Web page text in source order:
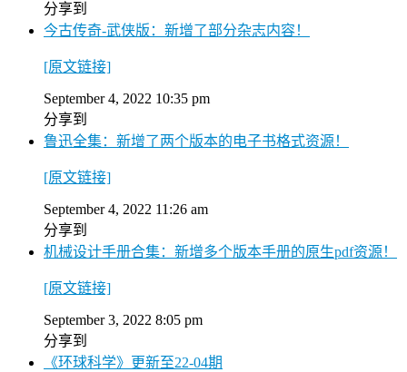
分享到
今古传奇-武侠版：新增了部分杂志内容！
[原文链接]
September 4, 2022 10:35 pm
分享到
鲁迅全集：新增了两个版本的电子书格式资源！
[原文链接]
September 4, 2022 11:26 am
分享到
机械设计手册合集：新增多个版本手册的原生pdf资源！
[原文链接]
September 3, 2022 8:05 pm
分享到
《环球科学》更新至22-04期